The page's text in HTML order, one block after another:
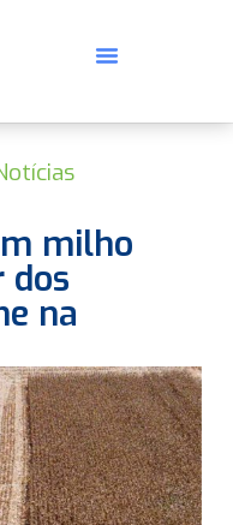
milho
dos
na